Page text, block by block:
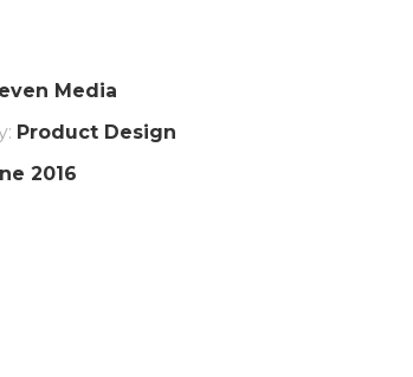
Media
Product Design
2016